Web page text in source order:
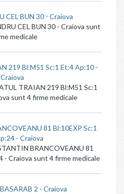
CEL BUN 30 - Craiova
CEL BUN 30 - Craiova sunt
medicale
219 Bl:M51 Sc:1 Et:4 Ap:10 -
Craiova
TRAIAN 219 Bl:M51 Sc:1
sunt 4 firme medicale
81 Bl:10EXP Sc:1
- Craiova
BRANCOVEANU 81
- Craiova sunt 4 firme medicale
2 - Craiova